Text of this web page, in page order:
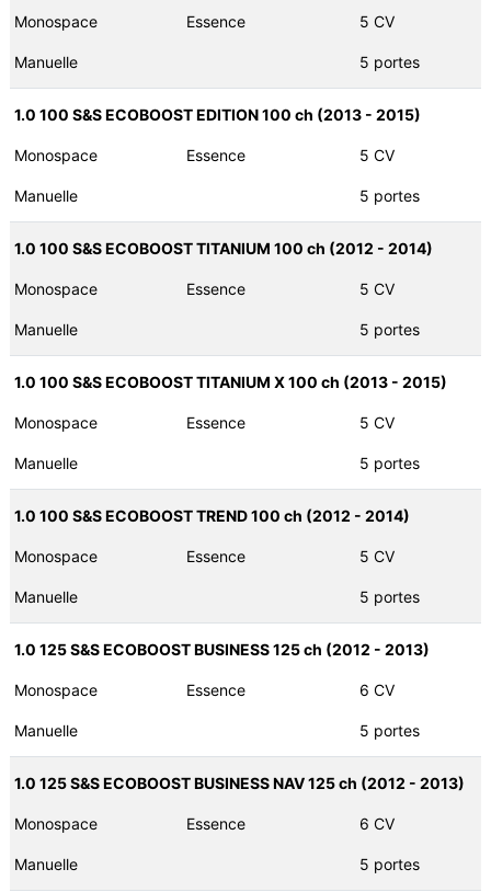
Monospace Essence 5 CV
Manuelle 5 portes
1.0 100 S&S ECOBOOST EDITION 100 ch (2013 - 2015)
Monospace Essence 5 CV
Manuelle 5 portes
1.0 100 S&S ECOBOOST TITANIUM 100 ch (2012 - 2014)
Monospace Essence 5 CV
Manuelle 5 portes
1.0 100 S&S ECOBOOST TITANIUM X 100 ch (2013 - 2015)
Monospace Essence 5 CV
Manuelle 5 portes
1.0 100 S&S ECOBOOST TREND 100 ch (2012 - 2014)
Monospace Essence 5 CV
Manuelle 5 portes
1.0 125 S&S ECOBOOST BUSINESS 125 ch (2012 - 2013)
Monospace Essence 6 CV
Manuelle 5 portes
1.0 125 S&S ECOBOOST BUSINESS NAV 125 ch (2012 - 2013)
Monospace Essence 6 CV
Manuelle 5 portes